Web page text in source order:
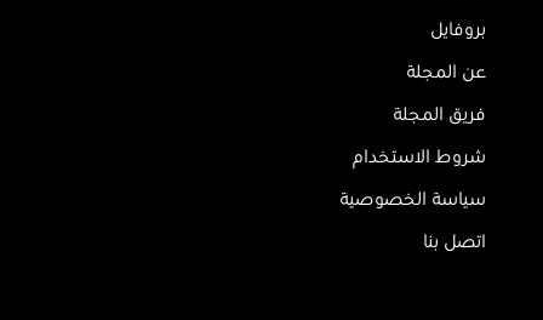
بروفايل
عن المجلة
فريق المجلة
شروط الاستخدام
سياسة الخصوصية
اتصل بنا